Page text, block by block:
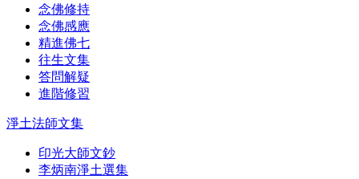
念佛修持
念佛感應
精進佛七
往生文集
答問解疑
進階修習
淨土法師文集
印光大師文鈔
李炳南淨土選集